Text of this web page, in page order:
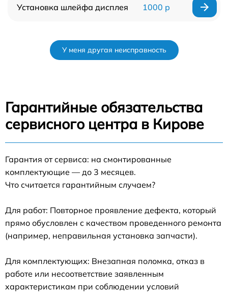
Установка шлейфа дисплея 1000 р
У меня другая неисправность
Гарантийные обязательства
сервисного центра в Кирове
Гарантия от сервиса: на смонтированные
комплектующие — до 3 месяцев.
Что считается гарантийным случаем?
Для работ: Повторное проявление дефекта, который
прямо обусловлен с качеством проведенного ремонта
(например, неправильная установка запчасти).
Для комплектующих: Внезапная поломка, отказ в
работе или несоответствие заявленным
характеристикам при соблюдении условий